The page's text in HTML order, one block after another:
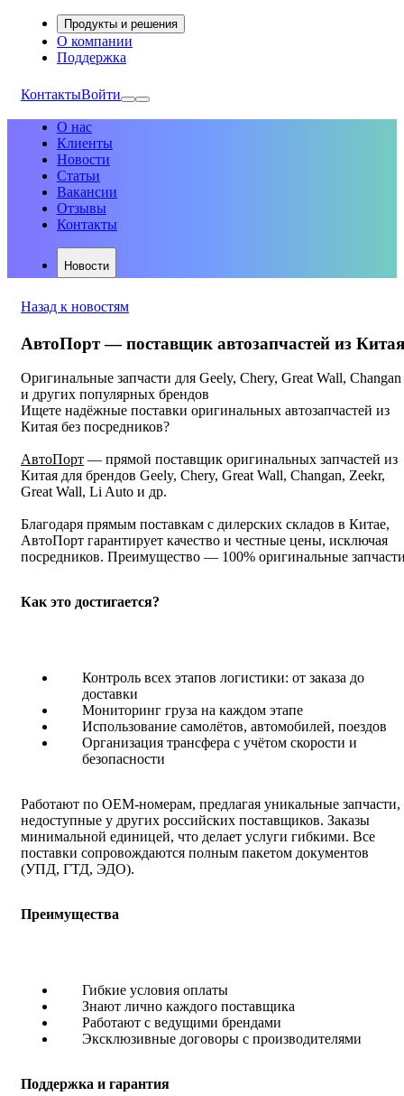
Продукты и решения
О компании
Поддержка
КонтактыВойти
О нас
Клиенты
Новости
Статьи
Вакансии
Отзывы
Контакты
Новости
Назад к новостям
АвтоПорт — поставщик автозапчастей из Китая
Оригинальные запчасти для Geely, Chery, Great Wall, Changan
и других популярных брендов
Ищете надёжные поставки оригинальных автозапчастей из
Китая без посредников?
АвтоПорт — прямой поставщик оригинальных запчастей из
Китая для брендов Geely, Chery, Great Wall, Changan, Zeekr,
Great Wall, Li Auto и др.
Благодаря прямым поставкам с дилерских складов в Китае,
АвтоПорт гарантирует качество и честные цены, исключая
посредников. Преимущество — 100% оригинальные
Как это достигается?
Контроль всех этапов логистики: от заказа до
доставки
Мониторинг груза на каждом этапе
Использование самолётов, автомобилей, поездов
Организация трансфера с учётом скорости и
безопасности
Работают по OEM-номерам, предлагая уникальные запчасти,
недоступные у других российских поставщиков. Заказы
минимальной единицей, что делает услуги гибкими. Все
поставки сопровождаются полным пакетом документов
(УПД, ГТД, ЭДО).
Преимущества
Гибкие условия оплаты
Знают лично каждого поставщика
Работают с ведущими брендами
Эксклюзивные договоры с производителями
Поддержка и гарантия